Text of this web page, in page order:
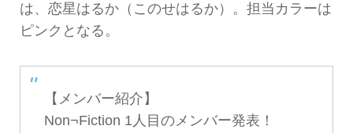
は、恋星はるか（このせはるか）。担当カラーは
ピンクとなる。
【メンバー紹介】
Non¬Fiction 1人目のメンバー発表！